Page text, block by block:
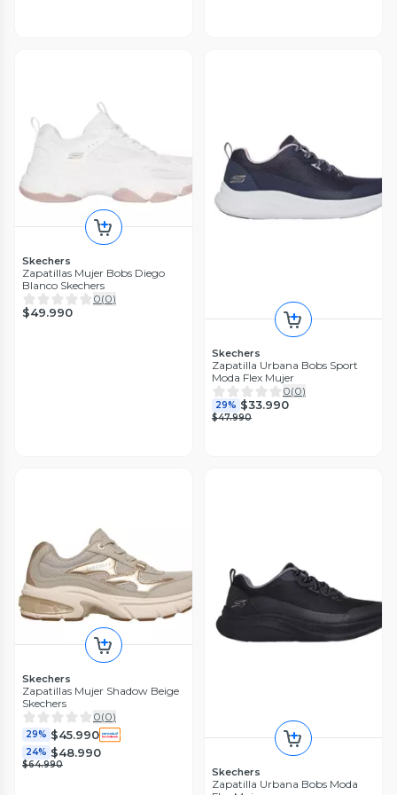
Skechers
Zapatillas Mujer Bobs Diego
Blanco Skechers
0(0)
$49.990
Skechers
Zapatilla Urbana Bobs Sport
Moda Flex Mujer
0(0)
29% $33.990
$47.990
Skechers
Zapatillas Mujer Shadow Beige
Skechers
0(0)
29% $45.990
24% $48.990
$64.990
Skechers
Zapatilla Urbana Bobs Moda